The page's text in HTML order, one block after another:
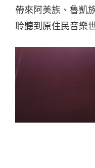
帶來阿美族、魯凱
聆聽到原住民音樂